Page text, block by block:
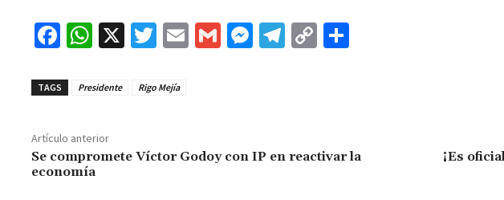
Fa
b
o
k
W
at
p
p
X
T
tt
E
G
M
r
Te C
n tir
TAGS Presidente Rigo Mejía
Artículo anterior
Se compromete Víctor Godoy con IP en reactivar la
economía
¡Es